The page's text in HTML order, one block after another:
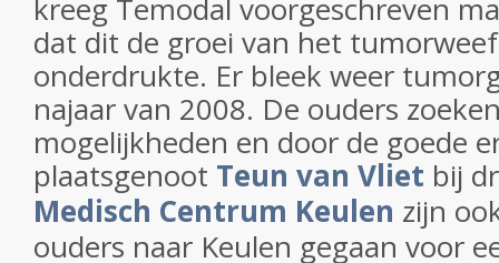
kreeg Temodal voorgeschreven
dat dit de groei van het
onderdrukte. Er bleek weer
najaar van 2008. De ouders
mogelijkheden en door de goede
plaatsgenoot Teun van Vliet bij
Medisch Centrum Keulen zijn
ouders naar Keulen gegaan voor